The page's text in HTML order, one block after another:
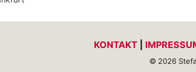
KONTAKT|
© 2026